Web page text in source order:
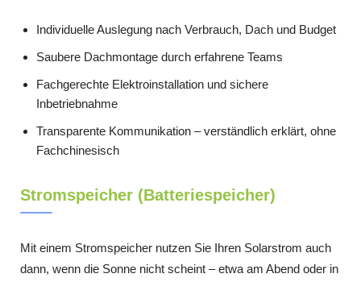
Individuelle Auslegung nach Verbrauch, Dach und Budget
Saubere Dachmontage durch erfahrene Teams
Fachgerechte Elektroinstallation und sichere
Inbetriebnahme
Transparente Kommunikation – verständlich erklärt, ohne
Fachchinesisch
Stromspeicher (Batteriespeicher)
Mit einem Stromspeicher nutzen Sie Ihren Solarstrom auch
dann, wenn die Sonne nicht scheint – etwa am Abend oder in